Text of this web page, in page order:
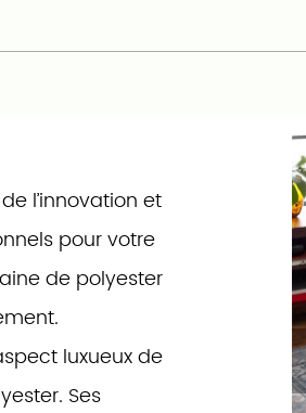
l’innovation et
pour votre
de polyester
luxueux de
Ses